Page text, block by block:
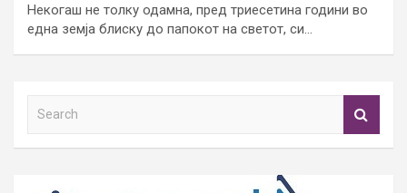
Некогаш не толку одамна, пред триесетина години во
една земја блиску до папокот на светот, си…